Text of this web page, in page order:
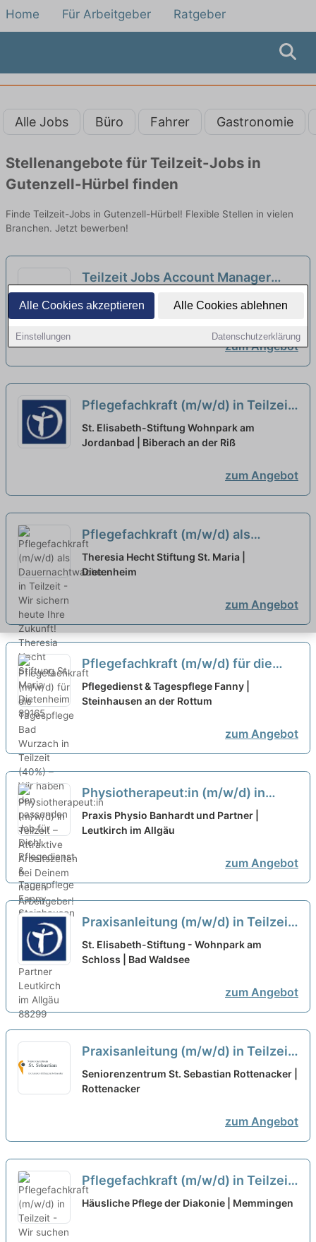
Alle Cookies akzeptieren Alle Cookies ablehnen
Einstellungen Datenschutzerklärung
Home Für Arbeitgeber Ratgeber
Alle Jobs Büro Fahrer Gastronomie
Stellenangebote für Teilzeit-Jobs in
Gutenzell-Hürbel finden
Finde Teilzeit-Jobs in Gutenzell-Hürbel! Flexible Stellen in vielen
Branchen. Jetzt bewerben!
Teilzeit Jobs Account Manager
Beimerstetten - Teilzeitangebote
entdecken neu
Universität Ulm Rektoramt SR-1 | Ulm
zum Angebot
Pflegefachkraft (m/w/d) in Teilzeit
- Hier kannst Du durchstarten!
St. Elisabeth-Stiftung Wohnpark am
Jordanbad | Biberach an der Riß
zum Angebot
Pflegefachkraft (m/w/d) als
Dauernachtwache in Teilzeit - Wir
sichern heute Ihre Zukunft!
Theresia Hecht Stiftung St. Maria |
Dietenheim
zum Angebot
Pflegefachkraft (m/w/d) für die
Tagespflege Bad Wurzach in
Teilzeit (40%) – Wir haben den
Pflegedienst & Tagespflege Fanny |
Steinhausen an der Rottum
zum Angebot
Physiotherapeut:in (m/w/d) in
Teilzeit – Attraktive Arbeitszeiten
bei Deinem neuen Arbeitgeber!
Praxis Physio Banhardt und Partner |
Leutkirch im Allgäu
zum Angebot
Praxisanleitung (m/w/d) in Teilzeit
(50%) - Ein Arbeitsplatz in einer
familiären Arbeitsatmosphäre!
St. Elisabeth-Stiftung - Wohnpark am
Schloss | Bad Waldsee
zum Angebot
Praxisanleitung (m/w/d) in Teilzeit
- Ein Arbeitsplatz in einer
familiären Arbeitsatmosphäre!
Seniorenzentrum St. Sebastian Rottenacker |
Rottenacker
zum Angebot
Pflegefachkraft (m/w/d) in Teilzeit
- Wir suchen Zuwachs für unser
Häusliche Pflege der Diakonie | Memmingen